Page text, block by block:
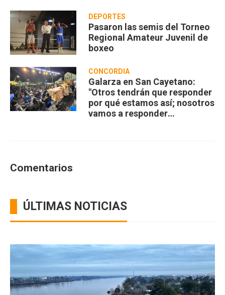
DEPORTES
Pasaron las semis del Torneo
Regional Amateur Juvenil de
boxeo
CONCORDIA
Galarza en San Cayetano:
"Otros tendrán que responder
por qué estamos así; nosotros
vamos a responder
Comentarios
ÚLTIMAS NOTICIAS